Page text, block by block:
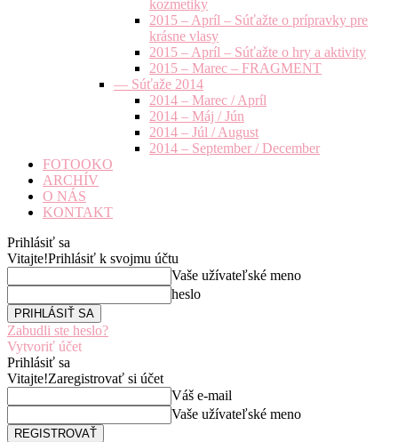
kozmetiky
2015 – Apríl – Súťažte o prípravky pre
krásne vlasy
2015 – Apríl – Súťažte o hry a aktivity
2015 – Marec – FRAGMENT
— Súťaže 2014
2014 – Marec / Apríl
2014 – Máj / Jún
2014 – Júl / August
2014 – September / December
FOTOOKO
ARCHÍV
O NÁS
KONTAKT
Prihlásiť sa
Vitajte!Prihlásiť k svojmu účtu
Vaše užívateľské meno
heslo
Zabudli ste heslo?
Vytvoriť účet
Prihlásiť sa
Vitajte!Zaregistrovať si účet
Váš e-mail
Vaše užívateľské meno